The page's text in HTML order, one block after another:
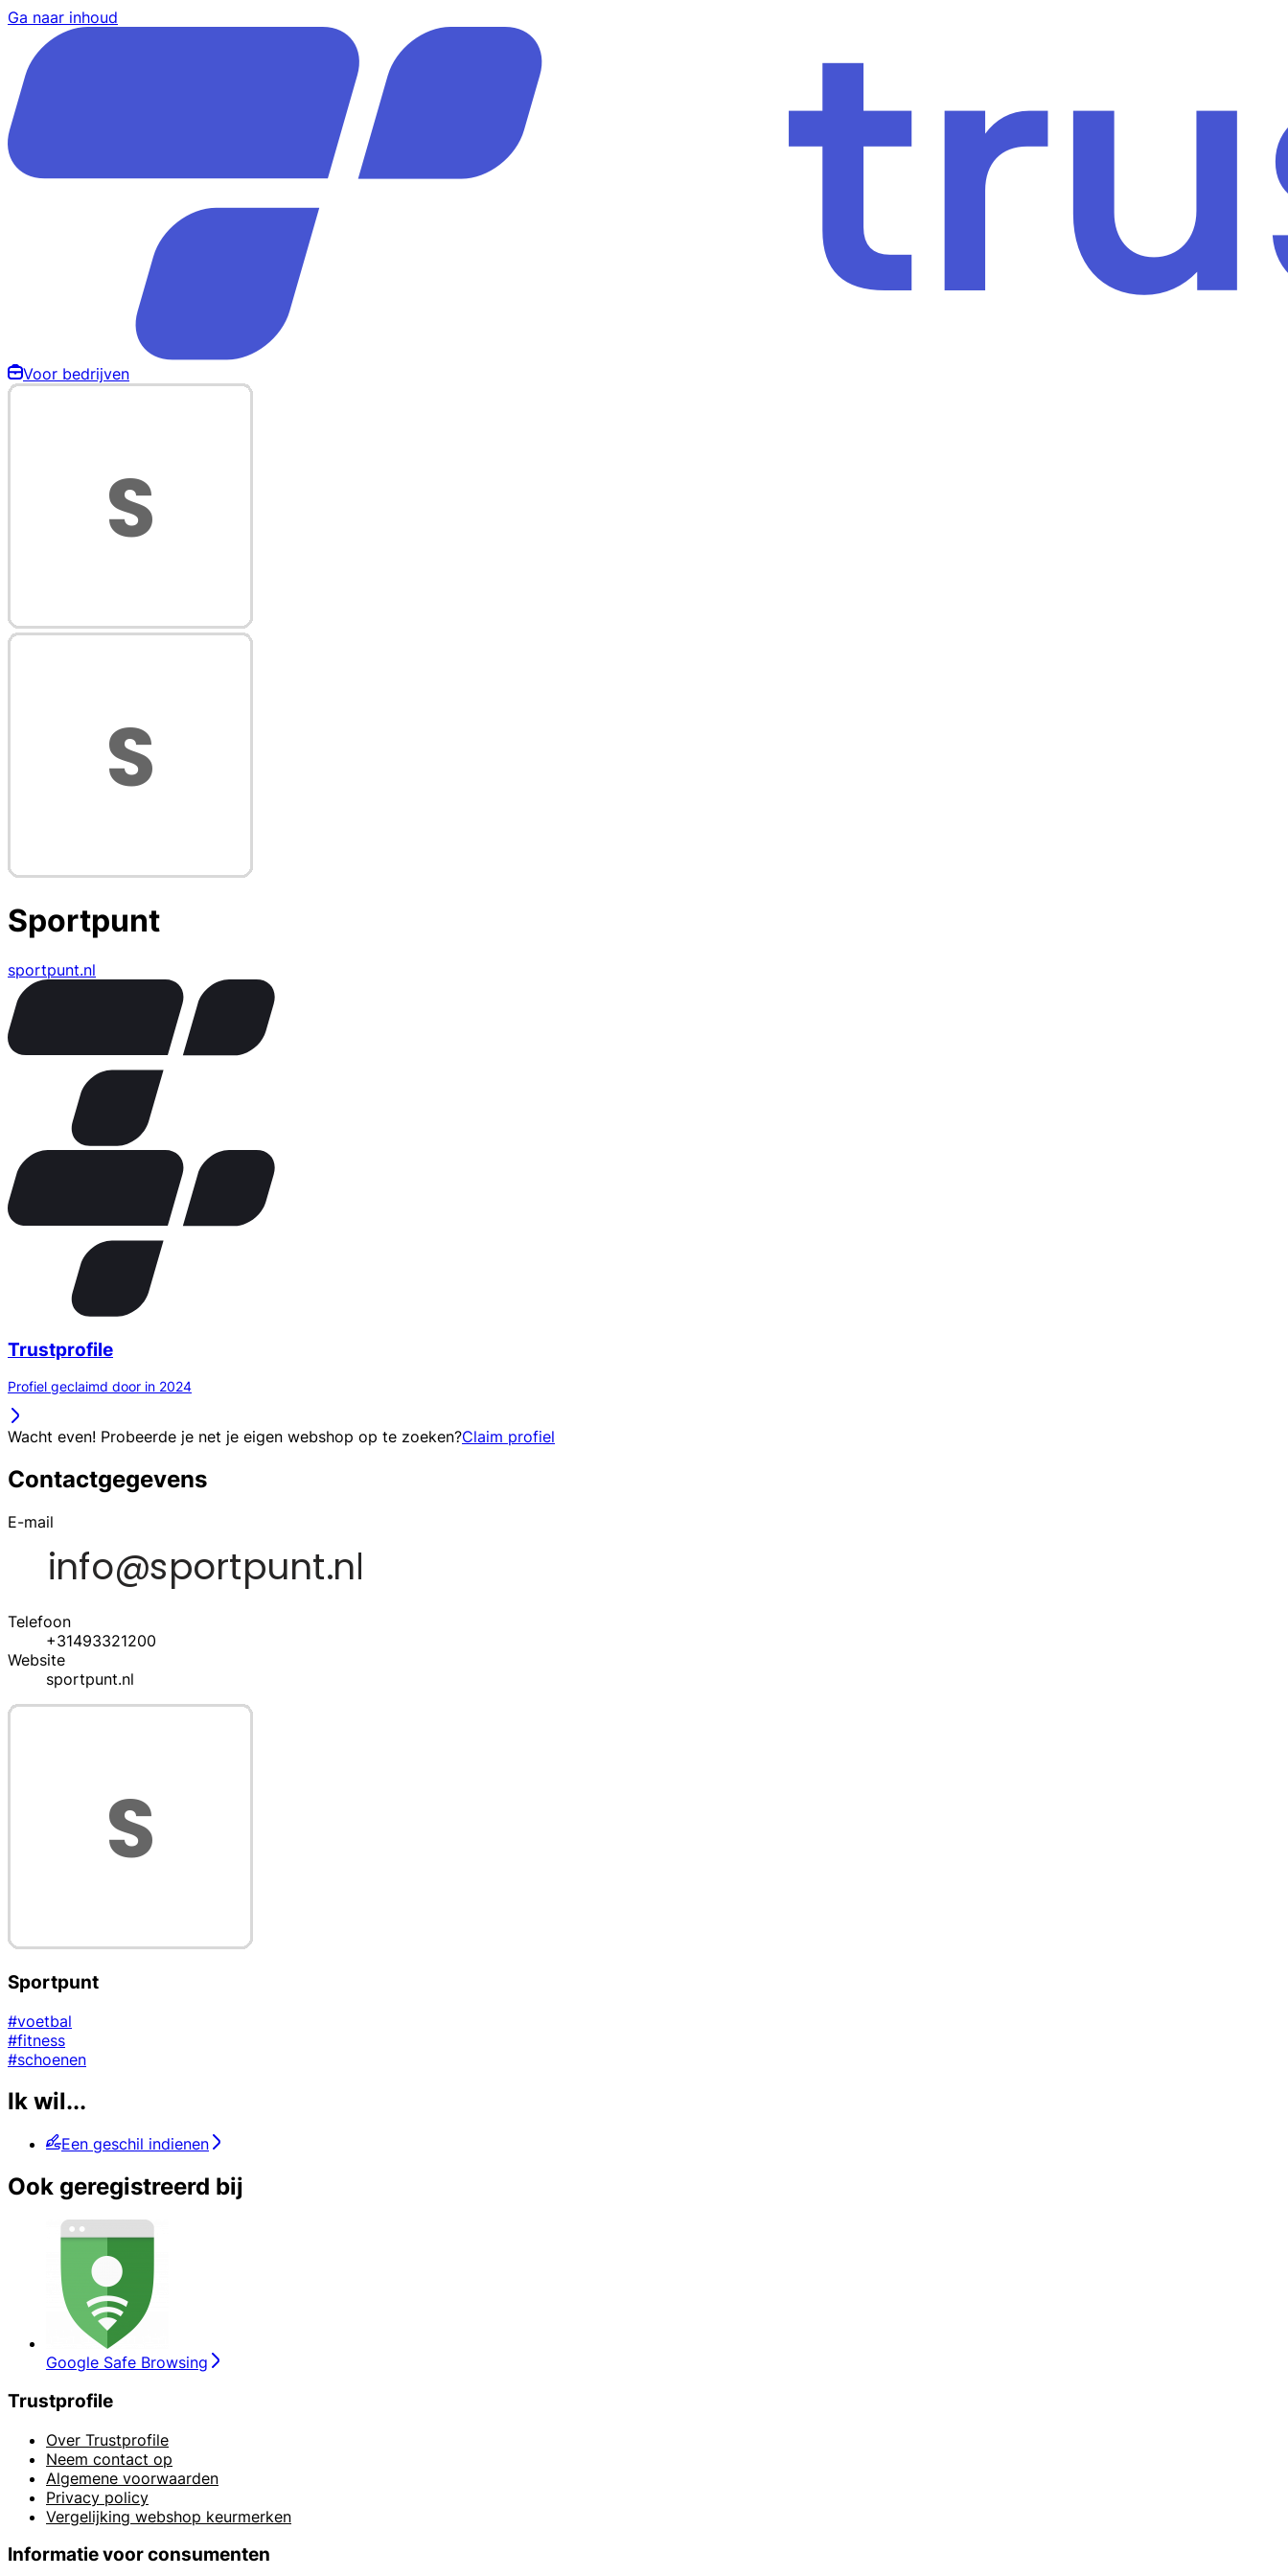
Ga naar inhoud
Voor bedrijven
Sportpunt
sportpunt.nl
Trustprofile
Profiel geclaimd door in 2024
Wacht even! Probeerde je net je eigen webshop op te zoeken?Claim profiel
Contactgegevens
E-mail
Telefoon
+31493321200
Website
sportpunt.nl
Sportpunt
#voetbal
#fitness
#schoenen
Ik wil...
Een geschil indienen
Ook geregistreerd bij
Google Safe Browsing
Trustprofile
Over Trustprofile
Neem contact op
Algemene voorwaarden
Privacy policy
Vergelijking webshop keurmerken
Informatie voor consumenten